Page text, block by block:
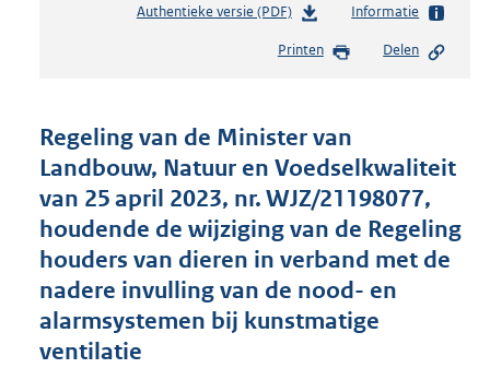
Authentieke versie (PDF)b
s
d
s
g
o
o
e
Informatie
Printen Delen
Regeling van de Minister van
Landbouw, Natuur en Voedselkwaliteit
van 25 april 2023, nr. WJZ/21198077,
houdende de wijziging van de Regeling
houders van dieren in verband met de
nadere invulling van de nood- en
alarmsystemen bij kunstmatige
ventilatie